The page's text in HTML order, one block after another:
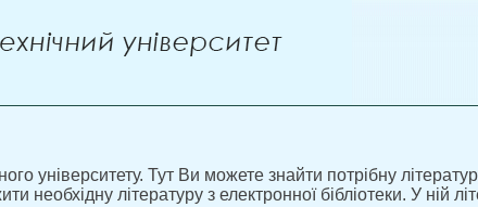
університету. Тут Ви можете знайти потрібну
необхідну літературу з електронної бібліотеки. У ній